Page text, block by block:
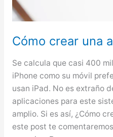
Cómo crear una
Se calcula que casi 400
iPhone como su móvil
usan iPad. No es extraño
aplicaciones para este
amplio. Si es así, ¿Cómo
este post te